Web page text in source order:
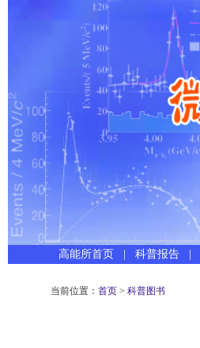
高能所首页 科普报告
当前位置： 首页 > 科普图书